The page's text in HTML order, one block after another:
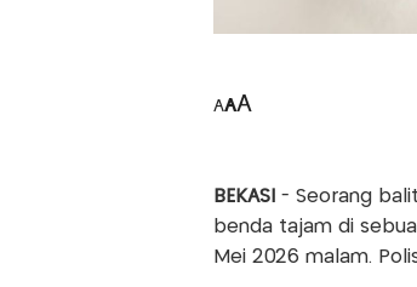
AAA
BEKASI - Seorang
benda tajam di
Mei 2026 malam.